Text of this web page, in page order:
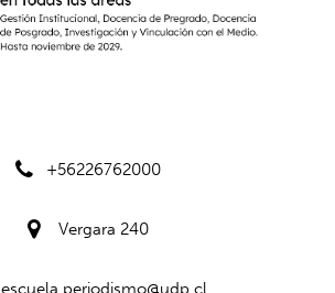
+56226762000
Vergara 240
escuela.periodismo@udp.cl